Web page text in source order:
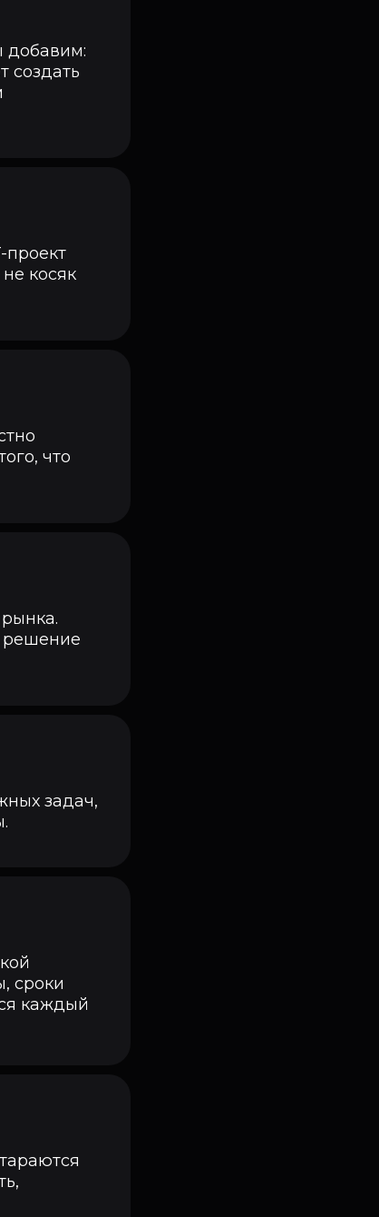
добавим:
создать
проект
косяк
что
решение
задач,
сроки
каждый